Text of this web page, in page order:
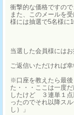
衝撃的な価格ですので
また、このメールを
様には抽選で5名様に
当選した会員様には
ご返信いただければ幸
※口座を教えたら最後
た・・・ここは一度
したけど ３連単１
ったのでそれ以降ス
し）」